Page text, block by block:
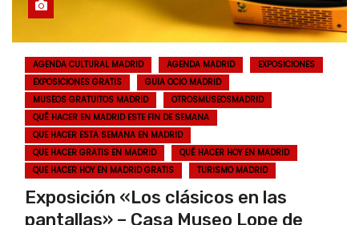
AGENDA CULTURAL MADRID AGENDA MADRID
EXPOSICIONES
EXPOSICIONES GRATIS
GUIA OCIO MADRID
MUSEOS GRATUITOS MADRID
OTROSMUSEOSMADRID
QUÉ HACER EN MADRID ESTE FIN DE SEMANA
QUE HACER ESTA SEMANA EN MADRID
QUE HACER GRATIS EN MADRID
QUÉ HACER HOY EN MADRID
QUE HACER HOY EN MADRID GRATIS
TURISMO MADRID
Exposición «Los clásicos en las
pantallas» – Casa Museo Lope de